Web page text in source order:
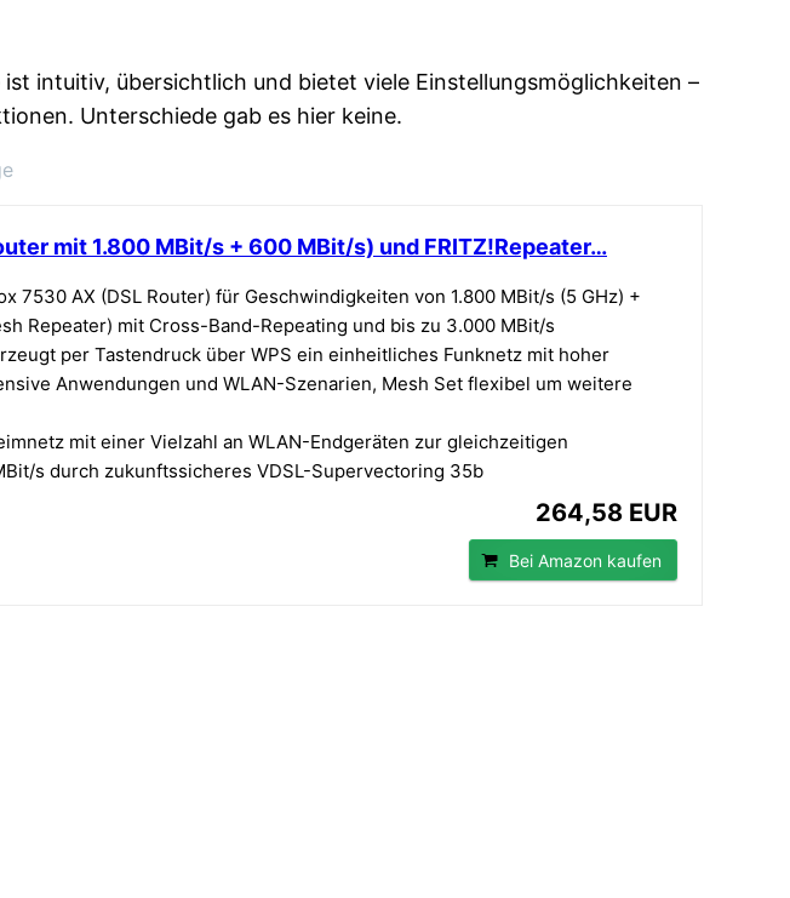
intuitiv, übersichtlich und bietet viele Einstellungsmöglichkeiten –
Unterschiede gab es hier keine.
mit 1.800 MBit/s + 600 MBit/s) und FRITZ!Repeater…
7530 AX (DSL Router) für Geschwindigkeiten von 1.800 MBit/s (5 GHz) +
Repeater) mit Cross-Band-Repeating und bis zu 3.000 MBit/s
per Tastendruck über WPS ein einheitliches Funknetz mit hoher
Anwendungen und WLAN-Szenarien, Mesh Set flexibel um weitere
mit einer Vielzahl an WLAN-Endgeräten zur gleichzeitigen
s durch zukunftssicheres VDSL-Supervectoring 35b
264,58 EUR
Bei Amazon kaufen